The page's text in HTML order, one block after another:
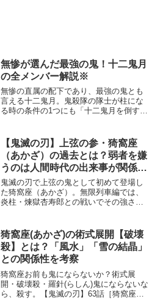
無惨が選んだ最強の鬼！十二鬼月
の全メンバー解説※
無惨の直属の配下であり、最強の鬼とも
言える十二鬼月。鬼殺隊の隊士が柱にな
る時の条件の1つにも「十二鬼月を倒す」
いという事が分かりますね。今回は、そ
んな最強の鬼である十二...
【鬼滅の刃】上弦の参・猗窩座
（あかざ）の過去とは？弱者を嫌
うのは人間時代の出来事が関係し
ていた
鬼滅の刃で上弦の鬼として初めて登場し
た猗窩座（あかざ）。無限列車編では、
炎柱・煉獄杏寿郎との戦いでその強さを
敵でありながら魅力的なキャラクターで
すよね。自分が強者と認め...
猗窩座(あかざ)の術式展開【破壊
殺】とは？「風水」「雪の結晶」
との関係性を考察
猗窩座お前も鬼にならないか？術式展
開・破壊殺・羅針(らしん)鬼にならないな
ら、殺す。【鬼滅の刃】63話［猗窩座］